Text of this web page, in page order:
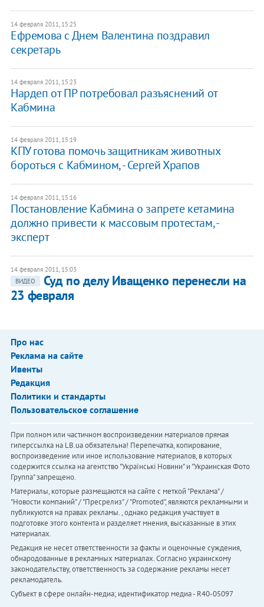
14 февраля 2011, 15:25
Ефремова с Днем Валентина поздравил
секретарь
14 февраля 2011, 15:23
Нардеп от ПР потребовал разъяснений от
Кабмина
14 февраля 2011, 15:19
КПУ готова помочь защитникам животных
бороться с Кабмином, - Сергей Храпов
14 февраля 2011, 15:16
Постановление Кабмина о запрете кетамина
должно привести к массовым протестам, -
эксперт
14 февраля 2011, 15:03
ВИДЕО
Суд по делу Иващенко перенесли на
23 февраля
Про нас
Реклама на сайте
Ивенты
Редакция
Политики и стандарты
Пользовательское соглашение
При полном или частичном воспроизведении материалов прямая
гиперссылка на LB.ua обязательна! Перепечатка, копирование,
воспроизведение или иное использование материалов, в которых
содержится ссылка на агентство "Українськi Новини" и "Украинская Фото
Группа" запрещено.
Материалы, которые размещаются на сайте с меткой "Реклама" /
"Новости компаний" / "Пресрелиз" / "Promoted", являются рекламными и
публикуются на правах рекламы. , однако редакция участвует в
подготовке этого контента и разделяет мнения, высказанные в этих
материалах.
Редакция не несет ответственности за факты и оценочные суждения,
обнародованные в рекламных материалах. Согласно украинскому
законодательству, ответственность за содержание рекламы несет
рекламодатель.
Субъект в сфере онлайн-медиа; идентификатор медиа - R40-05097